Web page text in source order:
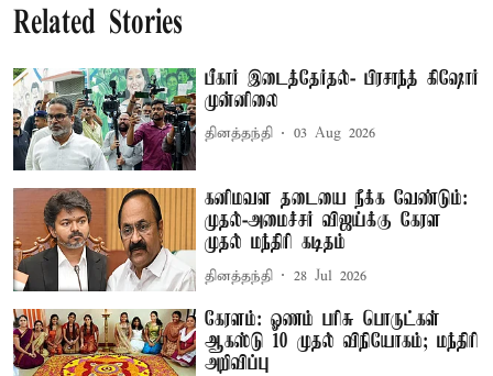
Related Stories
பீகார் இடைத்தேர்தல்- பிரசாந்த் கிஷோர்
முன்னிலை
தினத்தந்தி 03 Aug 2026
கனிமவள தடையை நீக்க வேண்டும்:
முதல்-அமைச்சர் விஜய்க்கு கேரள
முதல் மந்திரி கடிதம்
தினத்தந்தி 28 Jul 2026
கேரளம்: ஓணம் பரிசு பொருட்கள்
ஆகஸ்டு 10 முதல் விநியோகம்; மந்திரி
அறிவிப்பு